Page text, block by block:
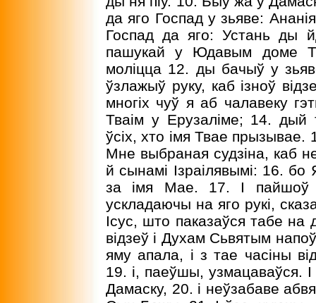
да яго Госпад у зьяве:
Госпад да яго: Устань ды
пашукай у Юдавым доме
моліцца 12. ды бачыў у
ўзлажыў руку, каб ізноў
многіх чуў я аб чалавеку
Тваім у Ерузаліме; 14. дый
ўсіх, хто імя Твае прызывае.
Мне выбраная судзіна, каб
й сынамі Ізраілявымі: 16. бо
за імя Мае. 17. I пайшоў
ускладаючы на яго рукі,
Ісус, што паказаўся табе
відзеў і Духам Сьвятым
яму апала, і з тае часіны
19. і, паеўшы, узмацаваўся.
Дамаску, 20. і неўзабаве